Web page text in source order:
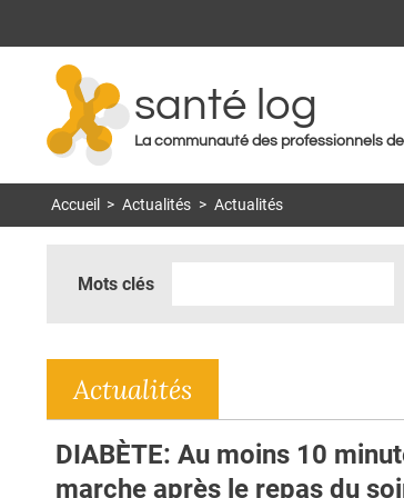
santé log
La communauté des professionnels
Accueil > Actualités > Actualités
Mots clés
Actualités
DIABÈTE: Au moins 10
marche après le repas du